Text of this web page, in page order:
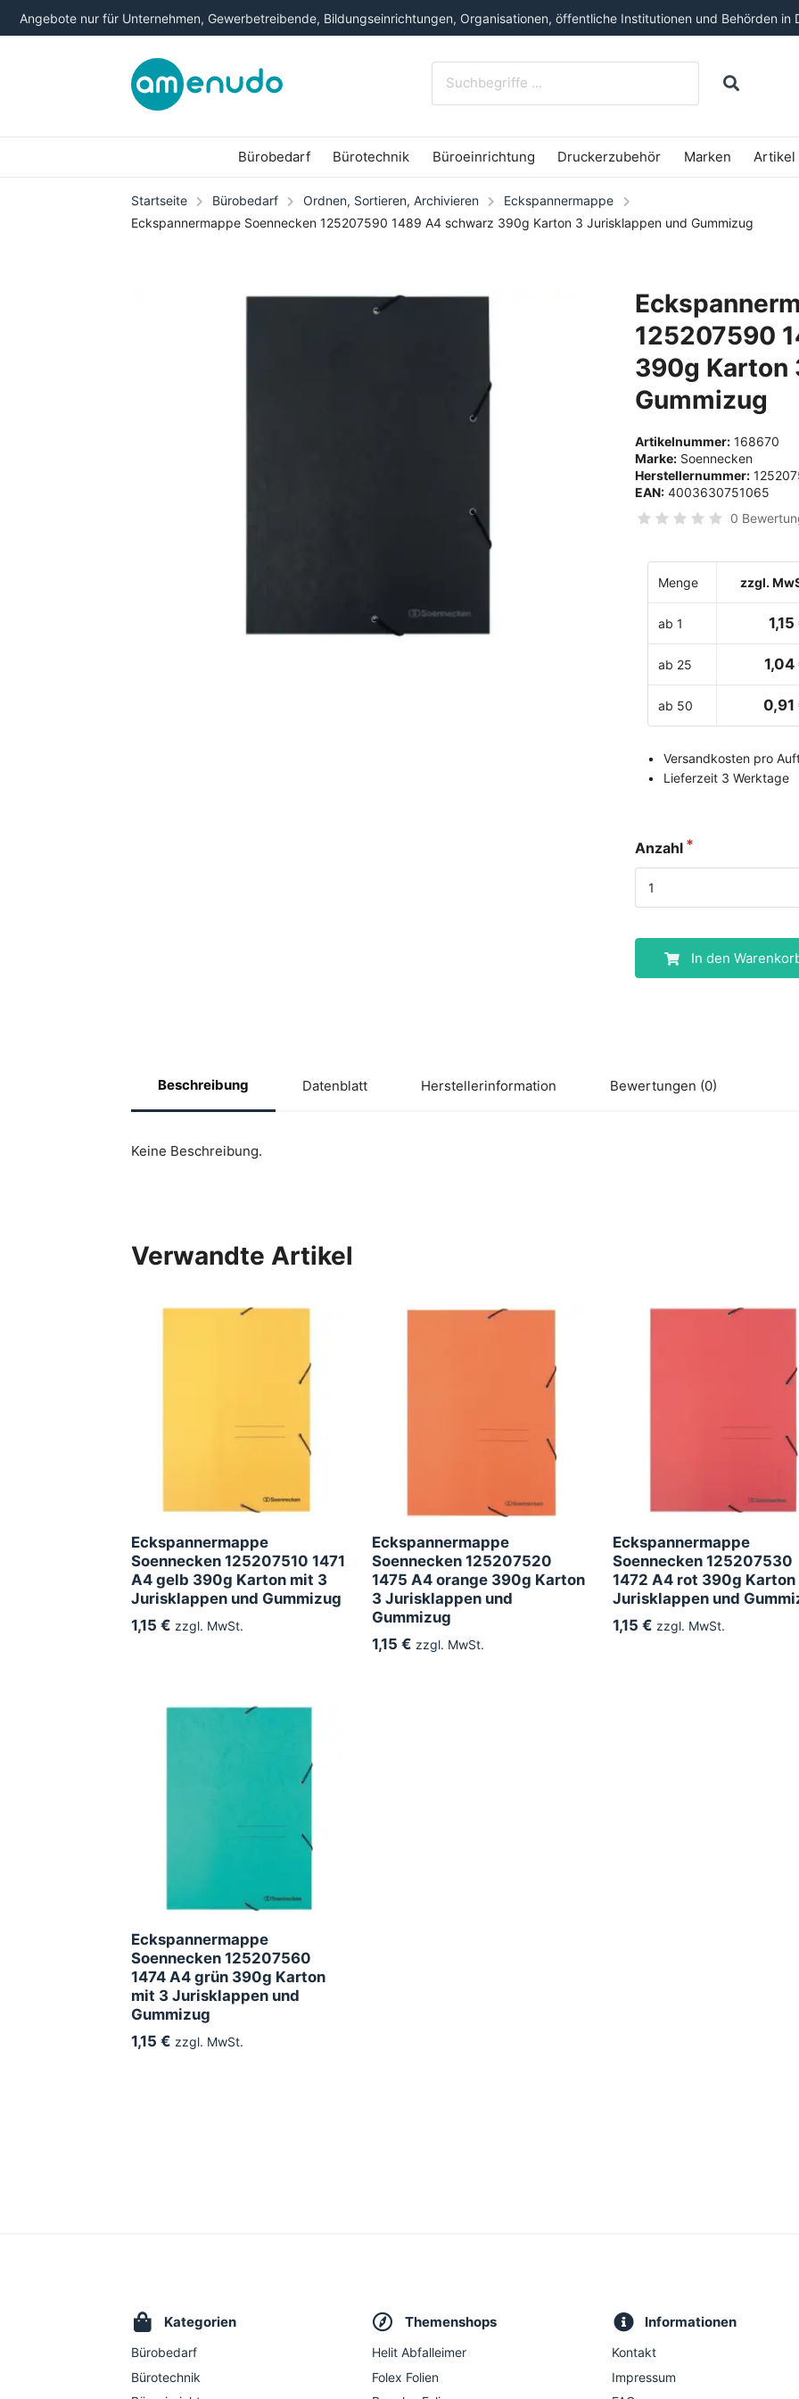
Angebote nur für Unternehmen, Gewerbetreibende, Bildungseinrichtungen, Organisationen, öffentliche Institutionen und Behörden in
Bürobedarf Bürotechnik Büroeinrichtung Druckerzubehör Marken Artikel
Startseite Bürobedarf Ordnen, Sortieren, Archivieren
Eckspannermappe
Eckspannermappe Soennecken 125207590 1489 A4 schwarz 390g Karton 3 Jurisklappen und Gummizug
125207590
390g Karton
Gummizug
Artikelnummer: 168670
Marke: Soennecken
Herstellernummer:
EAN: 4003630751065
0
Menge zzgl.
ab 1
ab 25 1,04
ab 50 0,91
Versandkosten pro
Lieferzeit 3 Werktage
Anzahl
In den
Beschreibung Datenblatt Herstellerinformation Bewertungen (0)
Keine Beschreibung.
Verwandte Artikel
Eckspannermappe
Soennecken 125207510 1471
A4 gelb 390g Karton mit 3
Jurisklappen und Gummizug
1,15 € zzgl. MwSt.
Eckspannermappe
Soennecken 125207520
1475 A4 orange 390g Karton
3 Jurisklappen und
Gummizug
1,15 € zzgl. MwSt.
Eckspannermappe
Soennecken 125207530
1472 A4 rot 390g Karton
Jurisklappen und
1,15 € zzgl. MwSt.
Eckspannermappe
Soennecken 125207560
1474 A4 grün 390g Karton
mit 3 Jurisklappen und
Gummizug
1,15 € zzgl. MwSt.
Kategorien
Bürobedarf
Bürotechnik
Themenshops
Helit Abfalleimer
Folex Folien
Informationen
Kontakt
Impressum